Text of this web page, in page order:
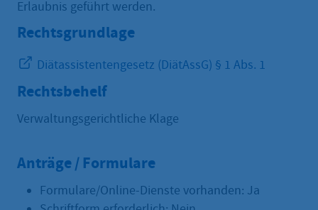
Erlaubnis geführt werden.
Rechtsgrundlage
Diätassistentengesetz (DiätAssG) § 1 Abs. 1
Rechtsbehelf
Verwaltungsgerichtliche Klage
Anträge / Formulare
Formulare/Online-Dienste vorhanden: Ja